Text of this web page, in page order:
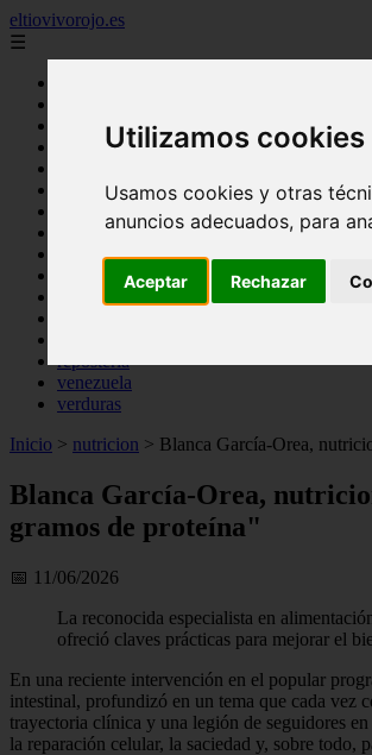
Utilizamos cookies
Usamos cookies y otras
anuncios adecuados, para
Aceptar Rechazar
eltiovivorojo.es
☰
espana
huevos
reposteria
venezuela
verduras
Inicio > nutricion > Blanca García-Orea,
Blanca García-Orea,
gramos de proteína"
📅 11/06/2026
La reconocida especialista en
ofreció claves prácticas para mejorar el
En una reciente intervención en el popular
intestinal, profundizó en un tema que cada vez
trayectoria clínica y una legión de seguidores
la reparación celular, la saciedad y, sobre